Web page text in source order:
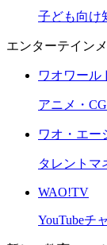
子ども向け
エンターテイン
ワオワール
アニメ・
ワオ・エー
タレントマ
WAO!TV
YouTubeチ